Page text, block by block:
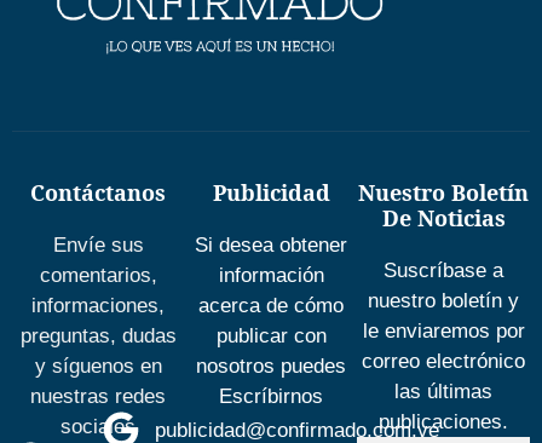
Contáctanos
Envíe sus
comentarios,
informaciones,
preguntas, dudas
y síguenos en
nuestras redes
sociales
Publicidad
Si desea obtener
información
acerca de cómo
publicar con
nosotros puedes
Escríbirnos
publicidad@confirmado.com.ve
Nuestro Boletín
De Noticias
Suscríbase a
nuestro boletín y
le enviaremos por
correo electrónico
las últimas
publicaciones.